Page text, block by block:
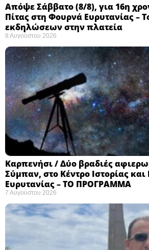
Απόψε Σάββατο (8/8), για 16η
Πίτας στη Φουρνά Ευρυτανίας –
εκδηλώσεων στην πλατεία
8 Αυγούστου 2026
Καρπενήσι / Δύο βραδιές
Σύμπαν, στο Κέντρο Ιστορίας και
Ευρυτανίας – ΤΟ ΠΡΟΓΡΑΜΜΑ
7 Αυγούστου 2026